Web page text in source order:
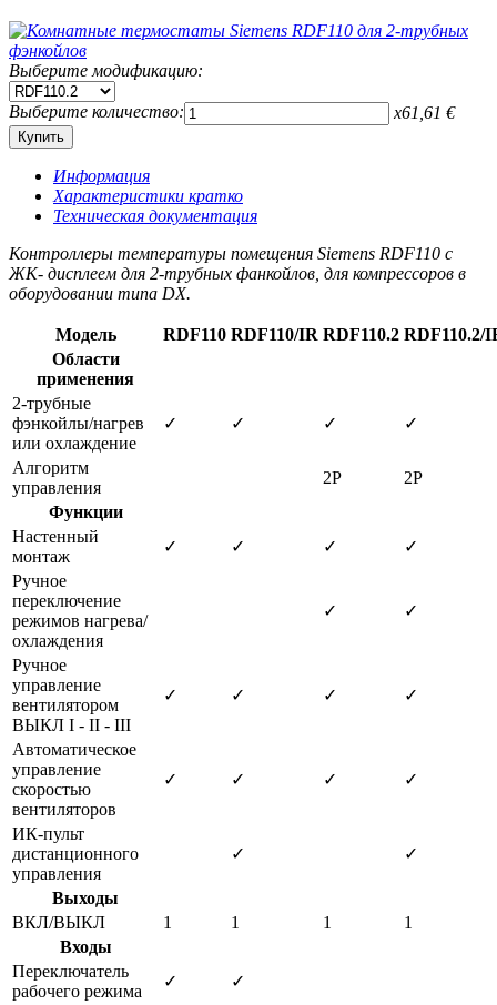
Выберите модификацию:
Выберите количество: x61,61 €
Информация
Характеристики кратко
Техническая документация
Контроллеры температуры помещения Siemens RDF110 с
ЖК- дисплеем для 2-трубных фанкойлов, для компрессоров в
оборудовании типа DX.
Модель RDF110 RDF110/IR RDF110.2 RDF110.2/
Области
применения
2-трубные
фэнкойлы/нагрев
или охлаждение
✓ ✓ ✓ ✓
Алгоритм
управления
2Р
2Р
Функции
Настенный
монтаж
✓ ✓ ✓
✓
Ручное
переключение
режимов нагрева/
охлаждения
✓ ✓
Ручное
управление
вентилятором
ВЫКЛ I - II - III
✓ ✓ ✓ ✓
Автоматическое
управление
скоростью
вентиляторов
✓ ✓ ✓ ✓
ИК-пульт
дистанционного
управления
✓ ✓
Выходы
ВКЛ/ВЫКЛ
1 1 1
1
Входы
Переключатель
рабочего режима
✓
✓